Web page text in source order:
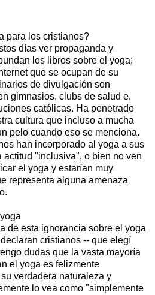
para los cristianos?
días ver propaganda y
los libros sobre el yoga;
que se ocupan de su
de divulgación son
gimnasios, clubs de salud e,
católicas. Ha penetrado
cultura que incluso a mucha
pelo cuando eso se menciona.
han incorporado al yoga a sus
actitud "inclusiva", o bien no ven
el yoga y estarían muy
representa alguna amenaza
de esta ignorancia sobre el yoga
cristianos -- que elegí
dudas que la vasta mayoría
el yoga es felizmente
verdadera naturaleza y
lo vea como "simplemente